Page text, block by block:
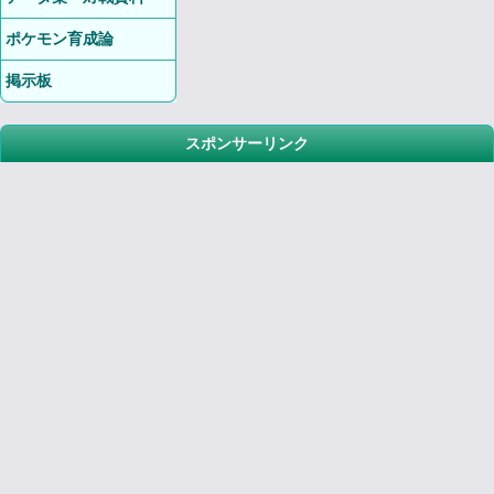
ポケモン育成論
掲示板
スポンサーリンク